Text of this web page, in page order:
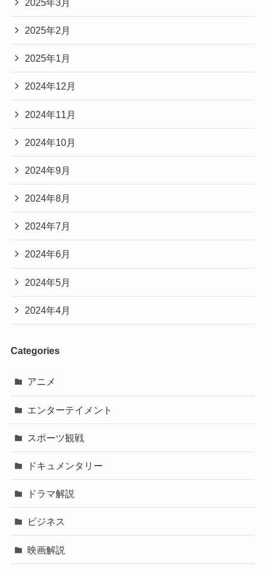
2025年3月
2025年2月
2025年1月
2024年12月
2024年11月
2024年10月
2024年9月
2024年8月
2024年7月
2024年6月
2024年5月
2024年4月
Categories
アニメ
エンターテイメント
スポーツ観戦
ドキュメンタリー
ドラマ解説
ビジネス
映画解説